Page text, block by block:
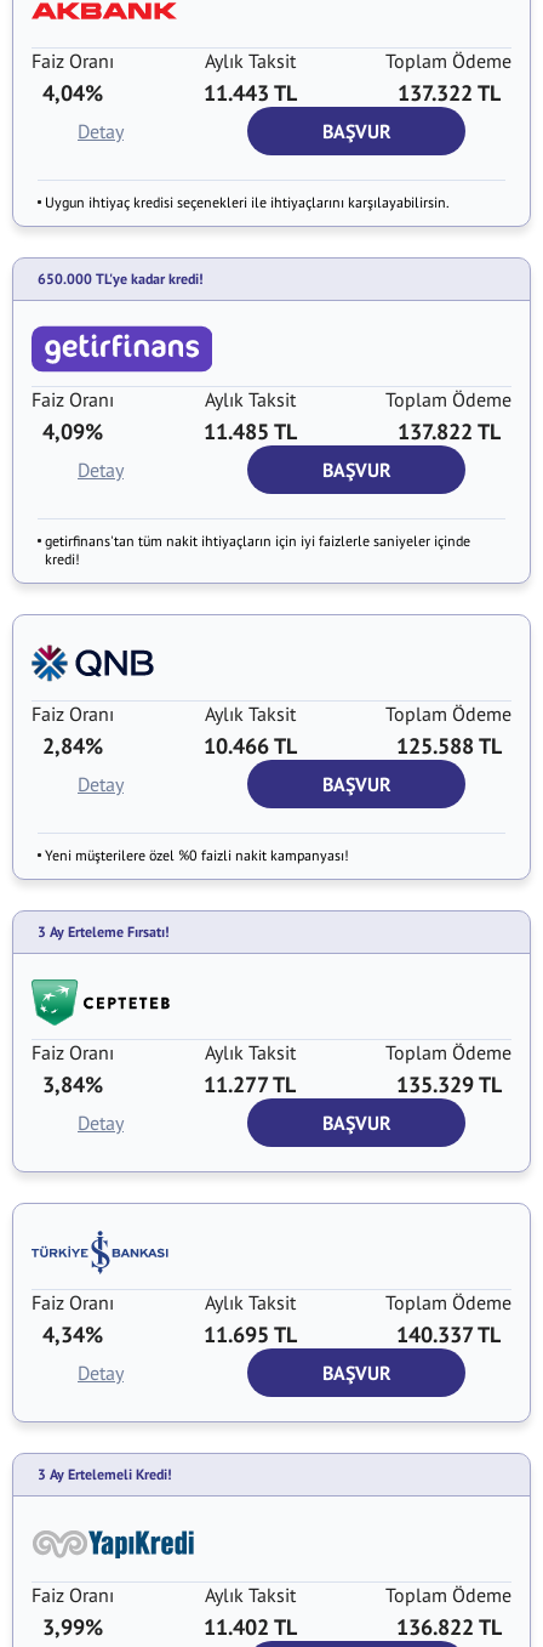
Faiz Oranı
4,04%
Aylık Taksit
11.443 TL
Toplam Ödeme
137.322 TL
BAŞVUR
Detay
Uygun ihtiyaç kredisi seçenekleri ile ihtiyaçlarını karşılayabilirsin.
650.000 TL'ye kadar kredi!
Faiz Oranı
4,09%
Aylık Taksit
11.485 TL
Toplam Ödeme
137.822 TL
BAŞVUR
Detay
getirfinans'tan tüm nakit ihtiyaçların için iyi faizlerle saniyeler içinde
kredi!
Faiz Oranı
2,84%
Aylık Taksit
10.466 TL
Toplam Ödeme
125.588 TL
BAŞVUR
Detay
Yeni müşterilere özel %0 faizli nakit kampanyası!
3 Ay Erteleme Fırsatı!
Faiz Oranı
3,84%
Aylık Taksit
11.277 TL
Toplam Ödeme
135.329 TL
BAŞVUR
Detay
Faiz Oranı
4,34%
Aylık Taksit
11.695 TL
Toplam Ödeme
140.337 TL
BAŞVUR
Detay
3 Ay Ertelemeli Kredi!
Faiz Oranı
3,99%
Aylık Taksit
11.402 TL
Toplam Ödeme
136.822 TL